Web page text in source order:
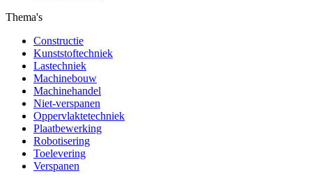
Thema's
Constructie
Kunststoftechniek
Lastechniek
Machinebouw
Machinehandel
Niet-verspanen
Oppervlaktetechniek
Plaatbewerking
Robotisering
Toelevering
Verspanen